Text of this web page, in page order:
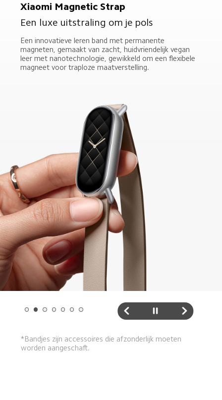
Metal Strap
Straalt een unieke, verfijnde stijl uit
Het onregelmatige geometrische ontwerp doorbreekt
de traditie en wordt gecombineerd met een
ingetogen, luxe zwarte kleur. Bij zakelijke
bijeenkomsten en op kantoor onthult deze combinatie
*Losse bandjes kunnen leiden tot afwijkingen in
hartslagmetingen, bloedzuurstofniveaus, slaaptracking